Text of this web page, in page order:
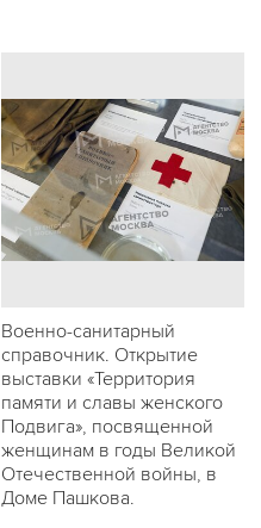
Военно-санитарный
справочник. Открытие
выставки «Территория
памяти и славы женского
Подвига», посвященной
женщинам в годы Великой
Отечественной войны, в
Доме Пашкова.